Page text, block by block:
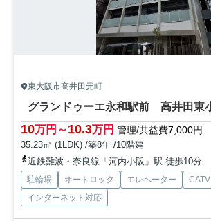
東大阪市高井田元町
10万円～10.3万円 管理/共益費7,000円
35.23㎡ (1LDK) /築8年 /10階建
近鉄難波・奈良線「河内小阪」駅 徒歩10分
駐輪場 オートロック エレベーター CATV
インターネット対応